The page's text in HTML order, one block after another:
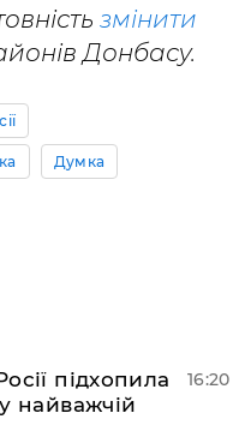
змінити
Донбасу.
Думка
підхопила
найважчій
16:20